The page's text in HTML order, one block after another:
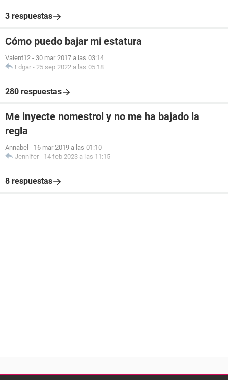
3 respuestas
Cómo puedo bajar mi estatura
Valent12 - 30 mar 2017 a las 03:14
Edgar - 25 sep 2022 a las 05:18
280 respuestas
Me inyecte nomestrol y no me ha bajado la
regla
Annabel - 16 mar 2019 a las 01:10
Jennifer - 14 feb 2023 a las 11:15
8 respuestas